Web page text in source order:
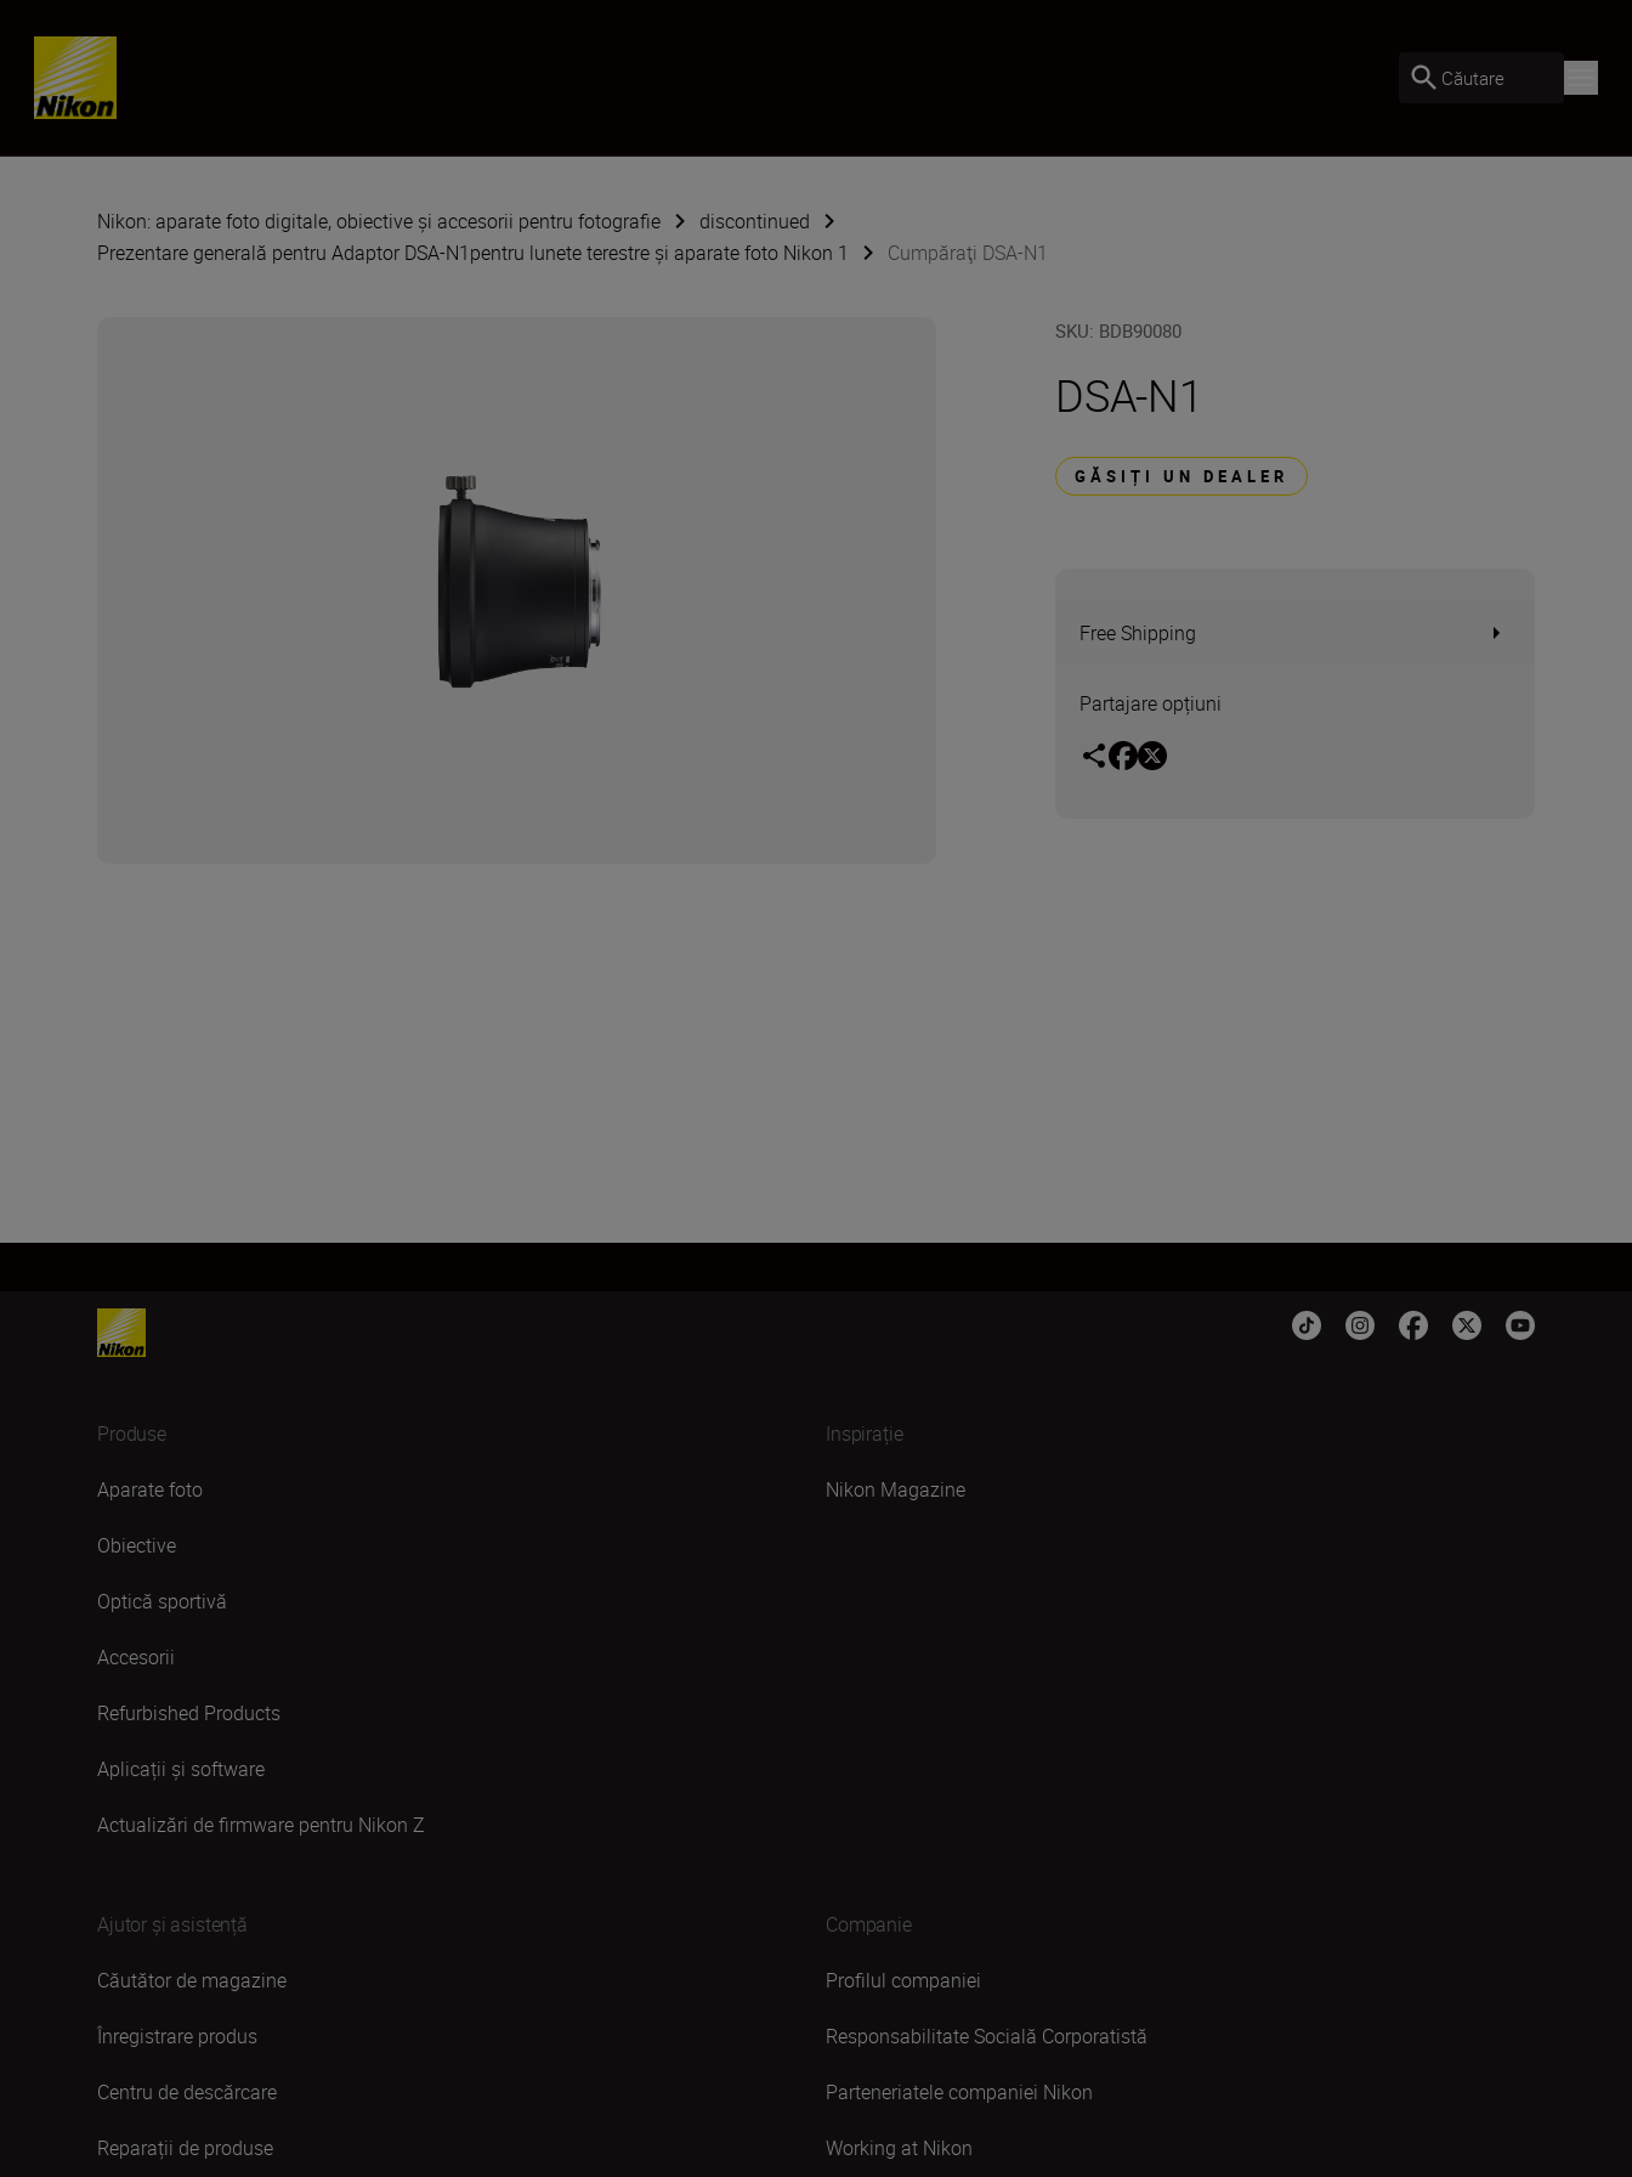
Skip content
Căutare
Nikon: aparate foto digitale, obiective și accesorii pentru fotografie
discontinued
Prezentare generală pentru Adaptor DSA-N1pentru lunete terestre şi aparate foto Nikon 1
Cumpăraţi DSA-N1
SKU: BDB90080
DSA-N1
GĂSIȚI UN DEALER
Free Shipping
Partajare opțiuni
Produse
Aparate foto
Obiective
Optică sportivă
Accesorii
Refurbished Products
Aplicații și software
Actualizări de firmware pentru Nikon Z
Inspirație
Nikon Magazine
Ajutor și asistență
Căutător de magazine
Înregistrare produs
Centru de descărcare
Reparații de produse
Companie
Profilul companiei
Responsabilitate Socială Corporatistă
Parteneriatele companiei Nikon
Working at Nikon